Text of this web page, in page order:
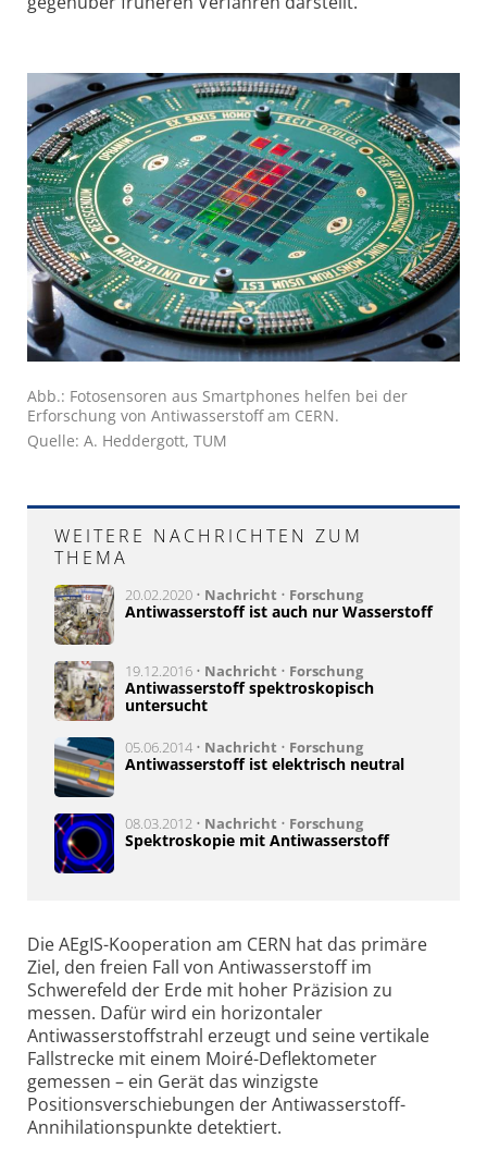
Abb.: Fotosensoren aus Smartphones helfen bei der
Erforschung von Antiwasserstoff am CERN.
Quelle: A. Heddergott, TUM
WEITERE NACHRICHTEN ZUM
THEMA
20.02.2020 • Nachricht • Forschung
Antiwasserstoff ist auch nur Wasserstoff
19.12.2016 • Nachricht • Forschung
Antiwasserstoff spektroskopisch
untersucht
05.06.2014 • Nachricht • Forschung
Antiwasserstoff ist elektrisch neutral
08.03.2012 • Nachricht • Forschung
Spektroskopie mit Antiwasserstoff
Die AEgIS-Kooperation am CERN hat das primäre
Ziel, den freien Fall von Antiwasserstoff im
Schwerefeld der Erde mit hoher Präzision zu
messen. Dafür wird ein horizontaler
Antiwasserstoffstrahl erzeugt und seine vertikale
Fallstrecke mit einem Moiré-Deflektometer
gemessen – ein Gerät das winzigste
Positionsverschiebungen der Antiwasserstoff-
Annihilationspunkte detektiert.